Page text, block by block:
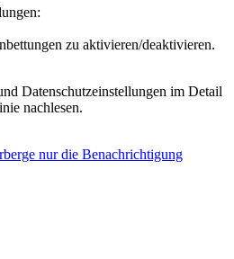
zu aktivieren/deaktivieren.
Datenschutzeinstellungen im Detail
nachlesen.
nur die Benachrichtigung